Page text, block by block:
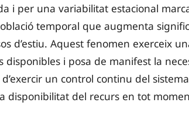
i per una variabilitat estacional
temporal que augmenta
d’estiu. Aquest fenomen exerceix
disponibles i posa de manifest la
d’exercir un control continu del
disponibilitat del recurs en tot